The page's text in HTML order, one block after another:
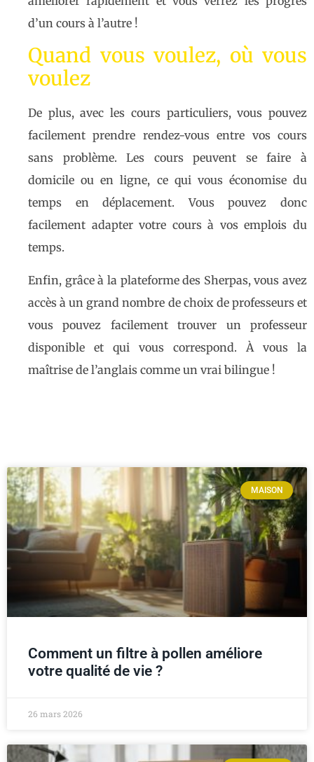
d’un cours à l’autre !
Quand vous voulez, où vous
voulez
De plus, avec les cours particuliers, vous pouvez
facilement prendre rendez-vous entre vos cours
sans problème. Les cours peuvent se faire à
domicile ou en ligne, ce qui vous économise du
temps en déplacement. Vous pouvez donc
facilement adapter votre cours à vos emplois du
temps.
Enfin, grâce à la plateforme des Sherpas, vous avez
accès à un grand nombre de choix de professeurs et
vous pouvez facilement trouver un professeur
disponible et qui vous correspond. À vous la
maîtrise de l’anglais comme un vrai bilingue !
MAISON
Comment un filtre à pollen améliore
votre qualité de vie ?
26 mars 2026